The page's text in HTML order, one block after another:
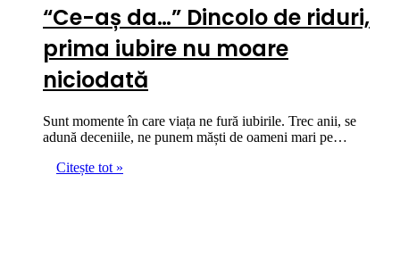
“Ce-aș da…” Dincolo de riduri,
prima iubire nu moare
niciodată
Sunt momente în care viața ne fură iubirile. Trec anii, se
adună deceniile, ne punem măști de oameni mari pe…
Citește tot »